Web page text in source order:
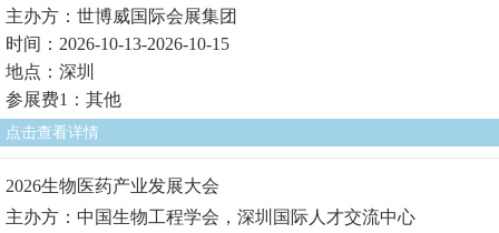
主办方：世博威国际会展集团
时间：2026-10-13-2026-10-15
地点：深圳
参展费1：其他
点击查看详情
2026生物医药产业发展大会
主办方：中国生物工程学会，深圳国际人才交流中心